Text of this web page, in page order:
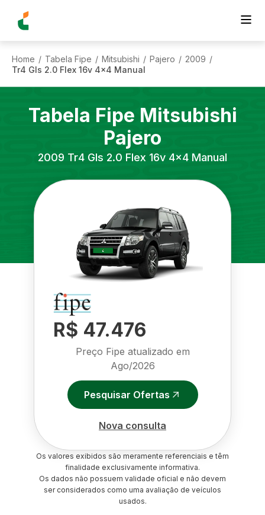
Home / Tabela Fipe / Mitsubishi / Pajero / 2009 /
Tr4 Gls 2.0 Flex 16v 4x4 Manual
Tabela Fipe Mitsubishi
Pajero
2009 Tr4 Gls 2.0 Flex 16v 4x4 Manual
R$ 47.476
Preço Fipe atualizado em
Ago/2026
Pesquisar Ofertas
Nova consulta
Os valores exibidos são meramente referenciais e têm
finalidade exclusivamente informativa.
Os dados não possuem validade oficial e não devem
ser considerados como uma avaliação de veículos
usados.